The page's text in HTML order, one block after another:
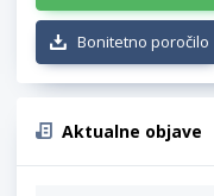
Bonitetno poročilo
Aktualne objave